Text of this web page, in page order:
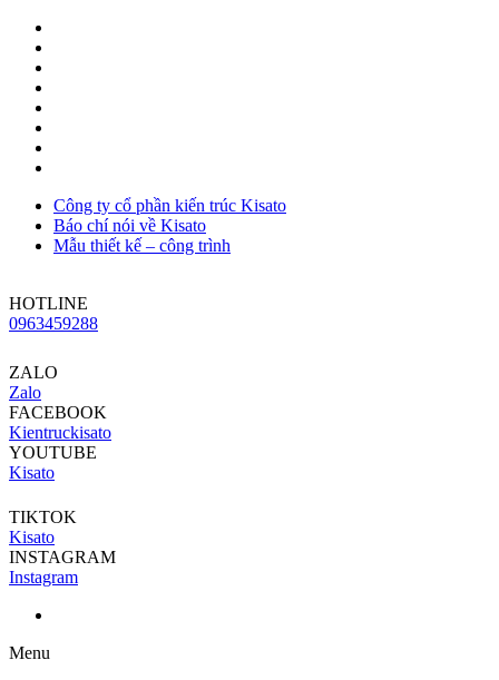
Công ty cổ phần kiến trúc Kisato
Báo chí nói về Kisato
Mẫu thiết kế – công trình
HOTLINE
0963459288
ZALO
Zalo
FACEBOOK
Kientruckisato
YOUTUBE
Kisato
TIKTOK
Kisato
INSTAGRAM
Instagram
Menu